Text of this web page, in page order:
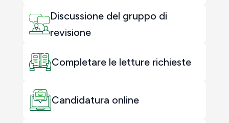
Discussione del gruppo di
revisione
Completare le letture richieste
Candidatura online